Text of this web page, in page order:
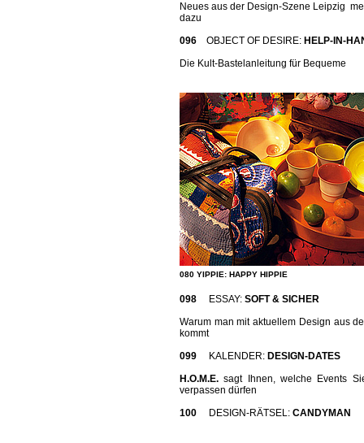
Neues aus der Design-Szene Leipzig
dazu
096 OBJECT OF DESIRE: HELP-IN-
Die Kult-Bastelanleitung für Bequeme
080 YIPPIE: HAPPY HIPPIE
098 ESSAY: SOFT & SICHER
Warum man mit aktuellem Design aus
kommt
099
KALENDER: DESIGN-DATES
H.O.M.E. sagt Ihnen, welche Events
verpassen dürfen
100
DESIGN-RÄTSEL: CANDYMAN